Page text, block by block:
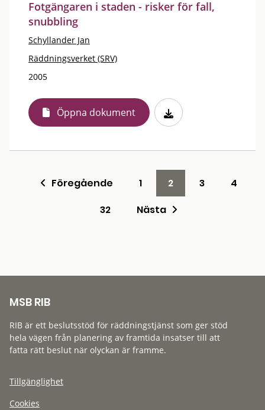
Fotgängaren i staden - risker för fall,
snubbling
Schyllander Jan
Räddningsverket (SRV)
2005
Öppna dokument
Föregående 1 2 3
4
32
Nästa
MSB RIB
RIB är ett beslutsstöd för räddningstjänst som ger stöd
hela vägen från planering av framtida insatser till att
fatta rätt beslut när olyckan är framme.
Tillgänglighet
Cookies